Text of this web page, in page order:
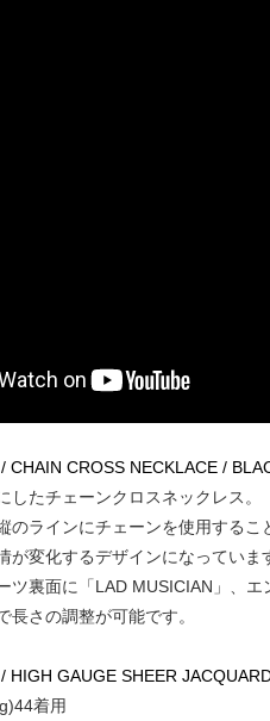
CHAIN CROSS NECKLACE /
したチェーンクロスネックレス。
のラインにチェーンを使用するこ
が変化するデザインになっていま
ツ裏面に「LAD MUSICIAN」、
長さの調整が可能です。
HIGH GAUGE SHEER
着用